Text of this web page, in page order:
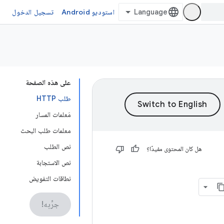
استوديو Android تسجيل الدخول
على هذه الصفحة
طلب HTTP
مَعلمات المسار
معلمات طلب البحث
نص الطلب
نص الاستجابة
نطاقات التفويض
جرِّبه!
هل كان المحتوى مفيدًا؟